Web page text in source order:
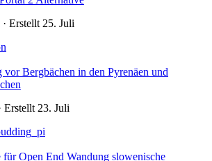
· Erstellt 25. Juli
vor Bergbächen in den Pyrenäen und
Erstellt 23. Juli
für Open End Wandung slowenische